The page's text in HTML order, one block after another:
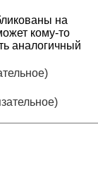
на
кому-то
аналогичный